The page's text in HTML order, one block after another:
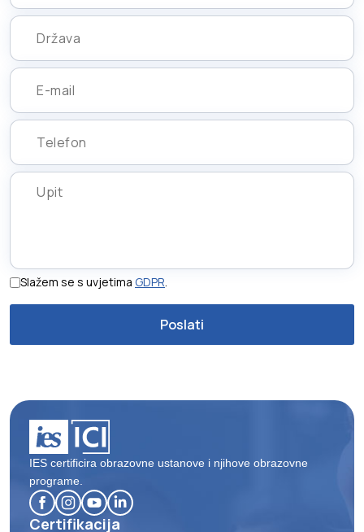
Slažem se s uvjetima GDPR.
IES certificira obrazovne ustanove i njihove obrazovne
programe.
Certifikacija